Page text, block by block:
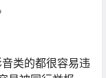
类的都很容易违